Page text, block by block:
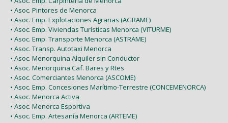
• Asoc. Pintores de Menorca
• Asoc. Emp. Explotaciones Agrarias (AGRAME)
• Asoc. Emp. Viviendas Turísticas Menorca (VITURME)
• Asoc. Emp. Transporte Menorca (ASTRAME)
• Asoc. Transp. Autotaxi Menorca
• Asoc. Menorquina Alquiler sin Conductor
• Asoc. Menorquina Caf. Bares y Rtes
• Asoc. Comerciantes Menorca (ASCOME)
• Asoc. Emp. Concesiones Marítimo-Terrestre (CONCEMENORCA)
• Asoc. Menorca Activa
• Asoc. Menorca Esportiva
• Asoc. Emp. Artesanía Menorca (ARTEME)